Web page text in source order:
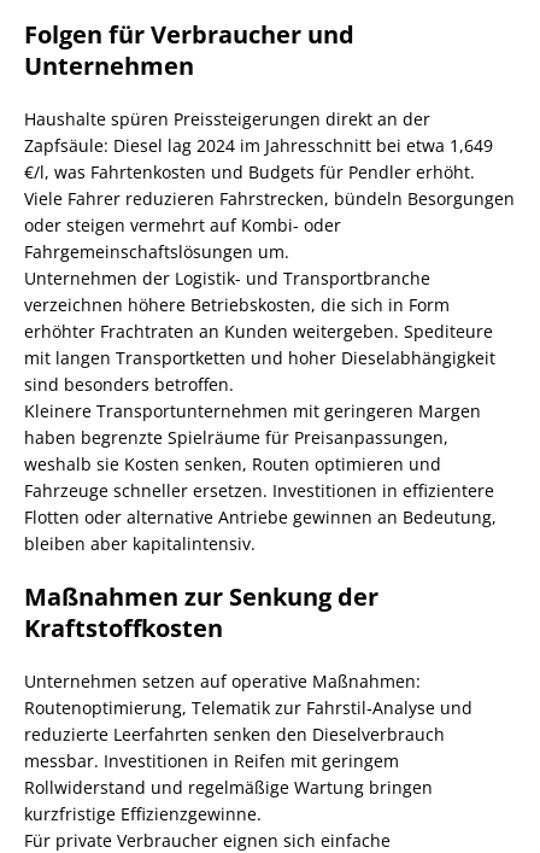
Folgen für Verbraucher und
Unternehmen
Haushalte spüren Preissteigerungen direkt an der
Zapfsäule: Diesel lag 2024 im Jahresschnitt bei etwa 1,649
€/l, was Fahrtenkosten und Budgets für Pendler erhöht.
Viele Fahrer reduzieren Fahrstrecken, bündeln Besorgungen
oder steigen vermehrt auf Kombi‑ oder
Fahrgemeinschaftslösungen um.
Unternehmen der Logistik- und Transportbranche
verzeichnen höhere Betriebskosten, die sich in Form
erhöhter Frachtraten an Kunden weitergeben. Spediteure
mit langen Transportketten und hoher Dieselabhängigkeit
sind besonders betroffen.
Kleinere Transportunternehmen mit geringeren Margen
haben begrenzte Spielräume für Preisanpassungen,
weshalb sie Kosten senken, Routen optimieren und
Fahrzeuge schneller ersetzen. Investitionen in effizientere
Flotten oder alternative Antriebe gewinnen an Bedeutung,
bleiben aber kapitalintensiv.
Maßnahmen zur Senkung der
Kraftstoffkosten
Unternehmen setzen auf operative Maßnahmen:
Routenoptimierung, Telematik zur Fahrstil‑Analyse und
reduzierte Leerfahrten senken den Dieselverbrauch
messbar. Investitionen in Reifen mit geringem
Rollwiderstand und regelmäßige Wartung bringen
kurzfristige Effizienzgewinne.
Für private Verbraucher eignen sich einfache